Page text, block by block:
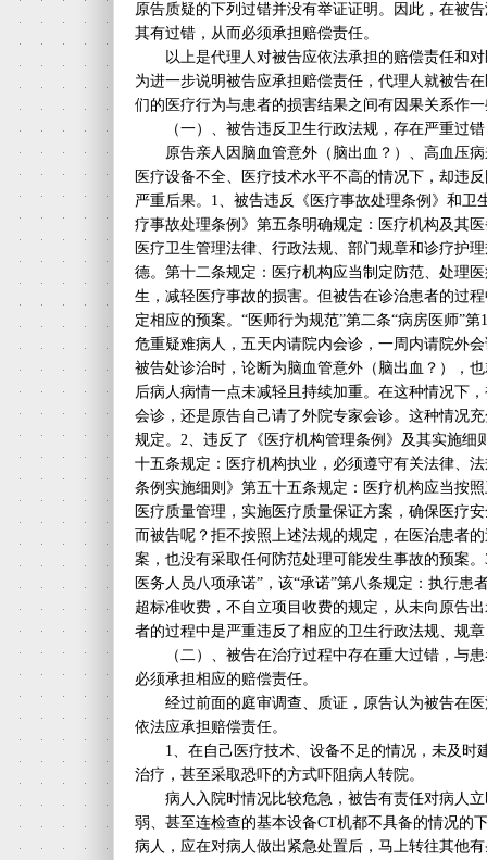
原告质疑的下列过错并没有举证证明。因此，在被
其有过错，从而必须承担赔偿责任。
以上是代理人对被告应依法承担的赔偿责任和对
为进一步说明被告应承担赔偿责任，代理人就被告
们的医疗行为与患者的损害结果之间有因果关系作
（一）、被告违反卫生行政法规，存在严重过错
原告亲人因脑血管意外（脑出血？）、高血压病
医疗设备不全、医疗技术水平不高的情况下，却违
严重后果。1、被告违反《医疗事故处理条例》和卫
疗事故处理条例》第五条明确规定：医疗机构及其
医疗卫生管理法律、行政法规、部门规章和诊疗护
德。第十二条规定：医疗机构应当制定防范、处理
生，减轻医疗事故的损害。但被告在诊治患者的过
定相应的预案。“医师行为规范”第二条“病房医师”
危重疑难病人，五天内请院内会诊，一周内请院外
被告处诊治时，论断为脑血管意外（脑出血？），
后病人病情一点未减轻且持续加重。在这种情况下
会诊，还是原告自己请了外院专家会诊。这种情况
规定。2、违反了《医疗机构管理条例》及其实施细
十五条规定：医疗机构执业，必须遵守有关法律、
条例实施细则》第五十五条规定：医疗机构应当按
医疗质量管理，实施医疗质量保证方案，确保医疗
而被告呢？拒不按照上述法规的规定，在医治患者
案，也没有采取任何防范处理可能发生事故的预案
医务人员八项承诺”，该“承诺”第八条规定：执行患
超标准收费，不自立项目收费的规定，从未向原告
者的过程中是严重违反了相应的卫生行政法规、规
（二）、被告在治疗过程中存在重大过错，与患
必须承担相应的赔偿责任。
经过前面的庭审调查、质证，原告认为被告在医
依法应承担赔偿责任。
1、在自己医疗技术、设备不足的情况，未及时
治疗，甚至采取恐吓的方式吓阻病人转院。
病人入院时情况比较危急，被告有责任对病人立
弱、甚至连检查的基本设备CT机都不具备的情况的
病人，应在对病人做出紧急处置后，马上转往其他